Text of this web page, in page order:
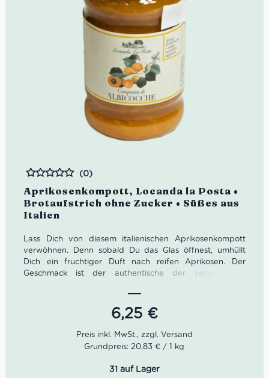
Aprikosenkompott, Locanda la Posta •
Brotaufstrich ohne Zucker • Süßes aus
Italien
Bewertet
(0)
Lass Dich von diesem italienischen Aprikosenkompott
verwöhnen. Denn sobald Du das Glas öffnest, umhüllt
Dich ein fruchtiger Duft nach reifen Aprikosen. Der
Geschmack ist der authentische der verwendeten
Reifestadium gesammelt und bei niedriger Temperatur
langsam gekocht werden. Auf diese Weise ist das
Aprikosenkompott natürlich süß und lecker
6,25 €
Grundpreis: 20,83 € / 1 kg
31 auf Lager